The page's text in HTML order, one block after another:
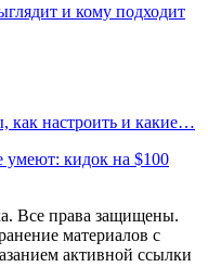
и кому подходит
как настроить и какие…
умеют: кидок на $100
Все права защищены.
материалов с
активной ссылки